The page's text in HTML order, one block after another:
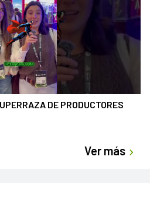
DE PRODUCTORES
Ver más